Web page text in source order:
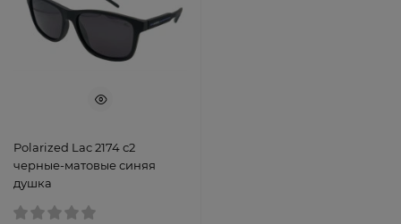
Polarized Lac 2174 с2
черные-матовые синяя
душка